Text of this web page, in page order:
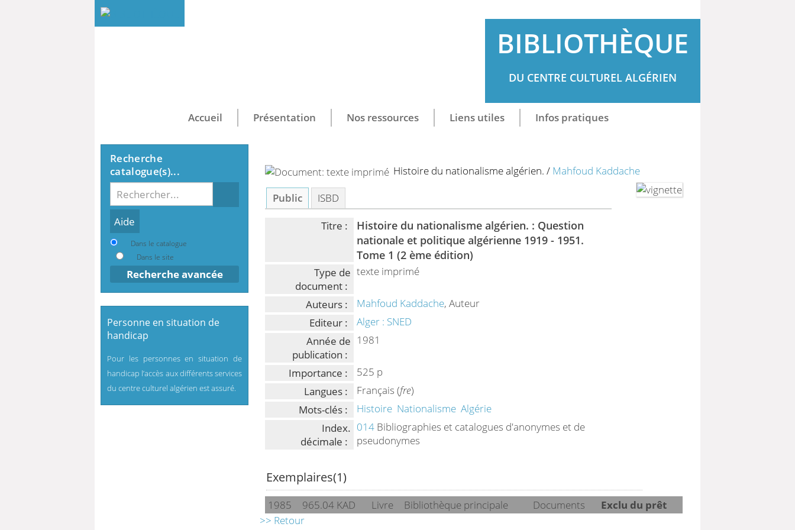
BIBLIOTHÈQUE
DU CENTRE CULTUREL ALGÉRIEN
Accueil Présentation Nos ressources Liens utiles Infos pratiques
Histoire du nationalisme algérien. / Mahfoud Kaddache
Public
ISBD
Titre :
Histoire du nationalisme algérien. : Question
nationale et politique algérienne 1919 - 1951.
Tome 1 (2 ème édition)
Type de
document :
texte imprimé
Auteurs : Mahfoud Kaddache, Auteur
Editeur :
Alger : SNED
Année de
publication :
1981
Importance :
525 p
Langues :
Français (fre)
Mots-clés :
Histoire Nationalisme Algérie
Index.
décimale :
014 Bibliographies et catalogues d'anonymes et de
pseudonymes
Exemplaires(1)
1985 965.04 KAD Livre Bibliothèque principale Documents
Exclu du prêt
>> Retour
Recherche
catalogue(s)...
Dans le catalogue
Dans le site
Recherche avancée
Personne en situation de
handicap
Pour les personnes en situation de
handicap l’accès aux différents services
du centre culturel algérien est assuré.